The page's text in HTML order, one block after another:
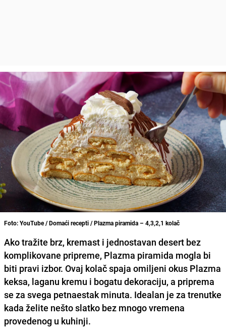
Foto: YouTube / Domaći recepti / Plazma piramida – 4,3,2,1 kolač
Ako tražite brz, kremast i jednostavan desert bez
komplikovane pripreme, Plazma piramida mogla bi
biti pravi izbor. Ovaj kolač spaja omiljeni okus Plazma
keksa, laganu kremu i bogatu dekoraciju, a priprema
se za svega petnaestak minuta. Idealan je za trenutke
kada želite nešto slatko bez mnogo vremena
provedenog u kuhinji.